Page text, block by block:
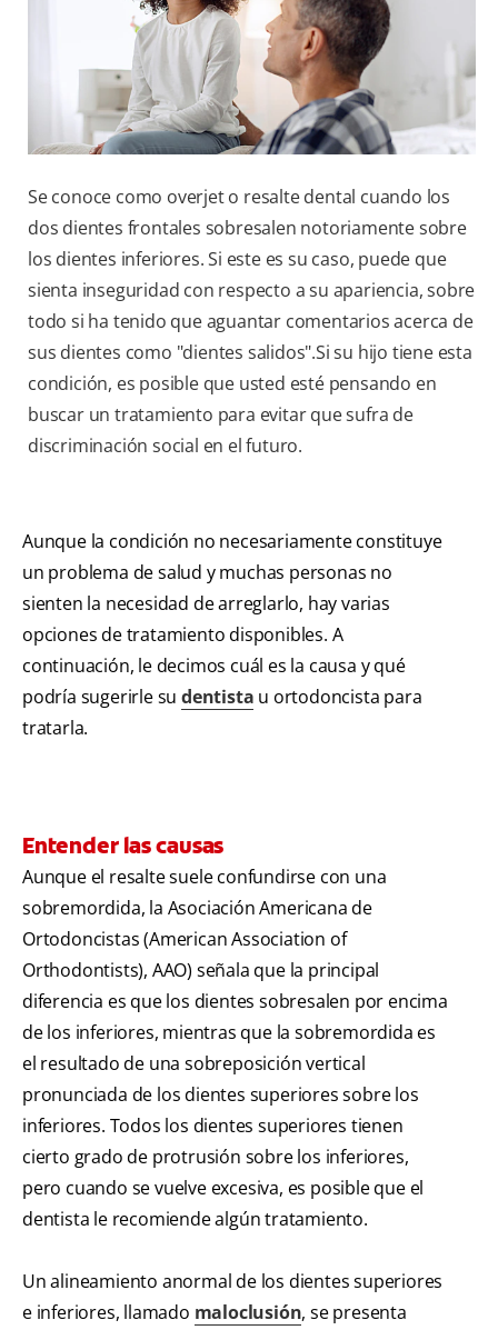
SUSCRÍBETE
Se conoce como overjet o resalte dental cuando los
dos dientes frontales sobresalen notoriamente sobre
los dientes inferiores. Si este es su caso, puede que
sienta inseguridad con respecto a su apariencia, sobre
todo si ha tenido que aguantar comentarios acerca de
sus dientes como "dientes salidos".Si su hijo tiene esta
condición, es posible que usted esté pensando en
buscar un tratamiento para evitar que sufra de
discriminación social en el futuro.
Aunque la condición no necesariamente constituye
un problema de salud y muchas personas no
sienten la necesidad de arreglarlo, hay varias
opciones de tratamiento disponibles. A
continuación, le decimos cuál es la causa y qué
podría sugerirle sudentista u ortodoncista para
tratarla.
Entender las causas
Aunque el resalte suele confundirse con una
sobremordida, la Asociación Americana de
Ortodoncistas (American Association of
Orthodontists), AAO) señala que la principal
diferencia es que los dientes sobresalen por encima
de los inferiores, mientras que la sobremordida es
el resultado de una sobreposición vertical
pronunciada de los dientes superiores sobre los
inferiores. Todos los dientes superiores tienen
cierto grado de protrusión sobre los inferiores,
pero cuando se vuelve excesiva, es posible que el
dentista le recomiende algún tratamiento.
Un alineamiento anormal de los dientes superiores
e inferiores, llamado maloclusión, se presenta